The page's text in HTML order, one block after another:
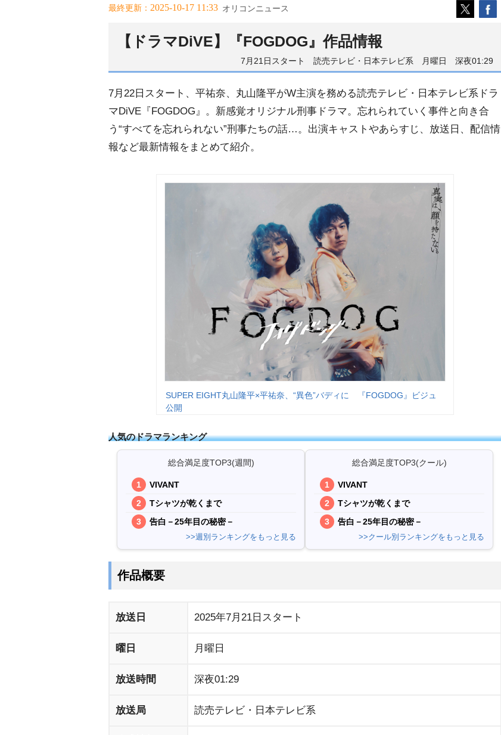
最終更新： 2025-10-17 11:33 オリコンニュース
【ドラマDiVE】『FOGDOG』作品情報
7月21日スタート 読売テレビ・日本テレビ系 月曜日 深夜01:29
7月22日スタート、平祐奈、丸山隆平がW主演を務める読売テレビ・日本テレビ系ドラ
マDiVE『FOGDOG』。新感覚オリジナル刑事ドラマ。忘れられていく事件と向き合
う“すべてを忘れられない”刑事たちの話…。出演キャストやあらすじ、放送日、配信情
報など最新情報をまとめて紹介。
SUPER EIGHT丸山隆平×平祐奈、“異色”バディに 『FOGDOG』ビジュ
公開
人気のドラマランキング
総合満足度TOP3(週間)
VIVANT
Tシャツが乾くまで
告白－25年目の秘密－
>>週別ランキングをもっと見る
総合満足度TOP3(クール)
VIVANT
Tシャツが乾くまで
告白－25年目の秘密－
>>クール別ランキングをもっと見る
作品概要
放送日 2025年7月21日スタート
曜日 月曜日
放送時間 深夜01:29
放送局 読売テレビ・日本テレビ系